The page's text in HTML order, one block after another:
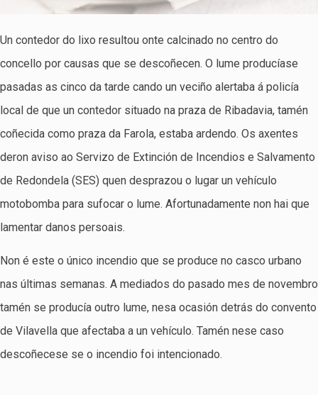
Un contedor do lixo resultou onte calcinado no centro do
concello por causas que se descoñecen. O lume producíase
pasadas as cinco da tarde cando un veciño alertaba á policía
local de que un contedor situado na praza de Ribadavia, tamén
coñecida como praza da Farola, estaba ardendo. Os axentes
deron aviso ao Servizo de Extinción de Incendios e Salvamento
de Redondela (SES) quen desprazou o lugar un vehículo
motobomba para sufocar o lume. Afortunadamente non hai que
lamentar danos persoais.
Non é este o único incendio que se produce no casco urbano
nas últimas semanas. A mediados do pasado mes de novembro
tamén se producía outro lume, nesa ocasión detrás do convento
de Vilavella que afectaba a un vehículo. Tamén nese caso
descoñecese se o incendio foi intencionado.